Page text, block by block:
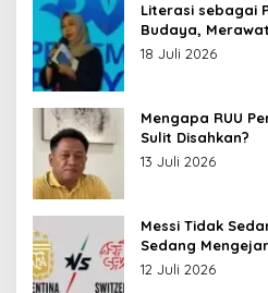
Literasi sebagai
Budaya,
18 Juli 2026
Mengapa RUU
Sulit Disahkan?
13 Juli 2026
Messi Tidak
Sedang
12 Juli 2026